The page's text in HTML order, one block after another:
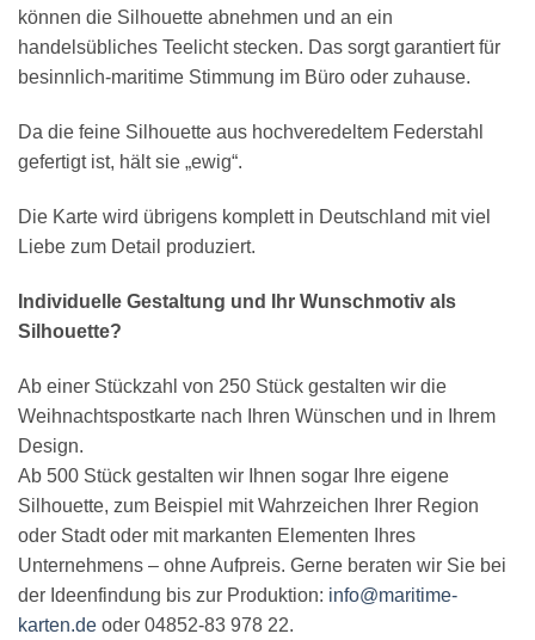
können die Silhouette abnehmen und an ein
handelsübliches Teelicht stecken. Das sorgt garantiert für
besinnlich-maritime Stimmung im Büro oder zuhause.
Da die feine Silhouette aus hochveredeltem Federstahl
gefertigt ist, hält sie „ewig“.
Die Karte wird übrigens komplett in Deutschland mit viel
Liebe zum Detail produziert.
Individuelle Gestaltung und Ihr Wunschmotiv als
Silhouette?
Ab einer Stückzahl von 250 Stück gestalten wir die
Weihnachtspostkarte nach Ihren Wünschen und in Ihrem
Design.
Ab 500 Stück gestalten wir Ihnen sogar Ihre eigene
Silhouette, zum Beispiel mit Wahrzeichen Ihrer Region
oder Stadt oder mit markanten Elementen Ihres
Unternehmens – ohne Aufpreis. Gerne beraten wir Sie bei
der Ideenfindung bis zur Produktion: info@maritime-
karten.de oder 04852-83 978 22.